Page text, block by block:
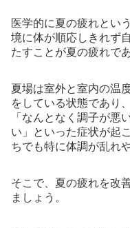
医学的に夏の疲れとい
境に体が順応しきれず
たすことが夏の疲れで
夏場は室外と室内の温
をしている状態であり
「なんとなく調子が悪
い」といった症状が起
ちでも特に体調が乱れ
そこで、夏の疲れを改
ましょう。